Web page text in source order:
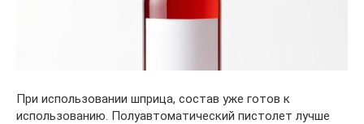
При использовании шприца, состав уже готов к
использованию. Полуавтоматический пистолет лучше